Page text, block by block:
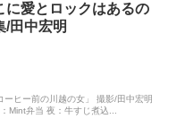
愛とロックはあるの
/田中宏明
ヒー前の川越の女」 撮影/田中宏明
Mint弁当 夜：牛すじ煮込...